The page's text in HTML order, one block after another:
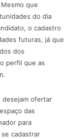
que
do dia
o cadastro
futuras, já que
dos
perfil que as
desejam ofertar
das
para
cadastrar